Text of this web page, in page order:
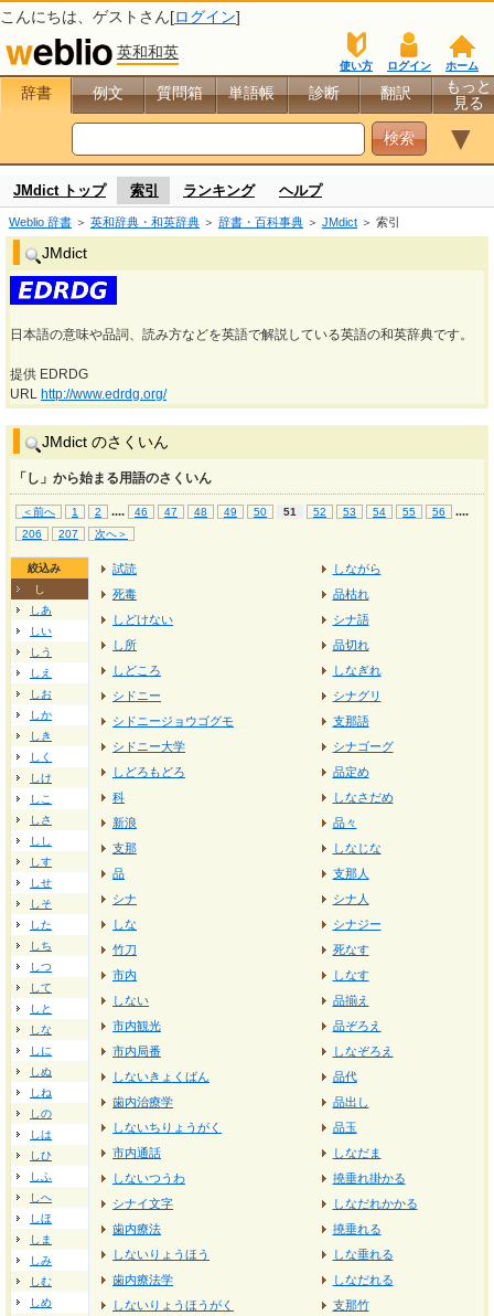
こんにちは、 ゲスト さん[ログイン]
英和和英
ホーム
ログイン
使い方
辞書 例文 質問箱 単語帳 診断 翻訳
もっと
見る
▼
JMdict トップ 索引 ランキング ヘルプ
Weblio 辞書 ＞ 英和辞典・和英辞典 ＞ 辞書・百科事典 ＞ JMdict ＞ 索引
JMdict
日本語の意味や品詞、読み方などを英語で解説している英語の和英辞典です。
提供 EDRDG
URL http://www.edrdg.org/
JMdict のさくいん
「し」から始まる用語のさくいん
＜前へ 1 2 .... 46 47 48 49 50 51 52 53 54 55 56 ....
206 207 次へ＞
絞込み
し
しあ
しい
しう
しえ
しお
しか
しき
しく
しけ
しこ
しさ
しし
しす
しせ
しそ
した
しち
しつ
して
しと
しな
しに
しぬ
しね
しの
しは
しひ
しふ
しへ
しほ
しま
しみ
しむ
しめ
試読
死毒
しどけない
し所
しどころ
シドニー
シドニージョウゴグモ
シドニー大学
しどろもどろ
科
新浪
支那
品
シナ
しな
竹刀
市内
しない
市内観光
市内局番
しないきょくばん
歯内治療学
しないちりょうがく
市内通話
しないつうわ
シナイ文字
歯内療法
しないりょうほう
歯内療法学
しないりょうほうがく
しながら
品枯れ
シナ語
品切れ
しなぎれ
シナグリ
支那語
シナゴーグ
品定め
しなさだめ
品々
しなじな
支那人
シナ人
シナジー
死なす
しなす
品揃え
品ぞろえ
しなぞろえ
品代
品出し
品玉
しなだま
撓垂れ掛かる
しなだれかかる
撓垂れる
しな垂れる
しなだれる
支那竹